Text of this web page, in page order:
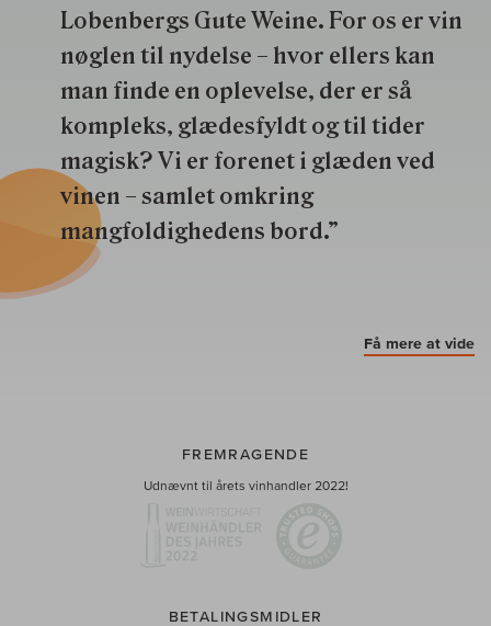
Lobenbergs Gute Weine. For os er vin
nøglen til nydelse – hvor ellers kan
man finde en oplevelse, der er så
kompleks, glædesfyldt og til tider
magisk? Vi er forenet i glæden ved
vinen – samlet omkring
mangfoldighedens bord.”
Få mere at vide
FREMRAGENDE
Udnævnt til årets vinhandler 2022!
BETALINGSMIDLER